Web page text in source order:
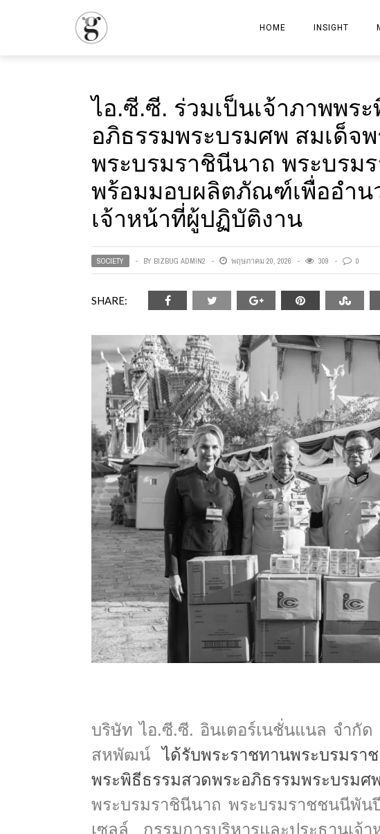
HOME INSIGHT
ไอ.ซี.ซี. ร่วมเป็นเจ้าภาพพร
อภิธรรมพระบรมศพ สมเด็จพ
พระบรมราชินีนาถ พระบรม
พร้อมมอบผลิตภัณฑ์เพื่ออำน
เจ้าหน้าที่ผู้ปฏิบัติงาน
SOCIETY BY BIZBUG ADMIN2 พฤษภาคม 20, 2026 309 0
SHARE:
บริษัท ไอ.ซี.ซี. อินเตอร์เนชั่นแนล จำกั
สหพัฒน์ ได้รับพระราชทานพระบรมรา
พระพิธีธรรมสวดพระอภิธรรมพระบร
พระบรมราชินีนาถ พระบรมราชชนนีพัน
เซลล์ กรรมการบริหารและประธานเจ้